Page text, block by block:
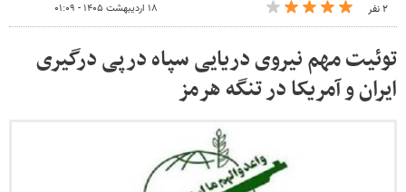
۲ نفر ۱۸ اردیبهشت ۱۴۰۵ - ۰۱:۰۹
توئیت مهم نیروی دریایی سپاه درپی درگیری
ایران و آمریکا در تنگه هرمز